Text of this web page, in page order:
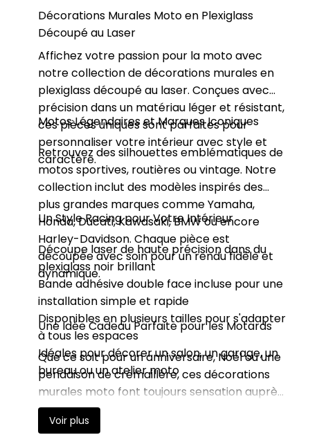
Décorations Murales Moto en Plexiglass
Découpé au Laser
Affichez votre passion pour la moto avec
notre collection de décorations murales en
plexiglass découpé au laser. Conçues avec
précision dans un matériau léger et résistant,
ces pièces uniques sont parfaites pour
personnaliser votre intérieur avec style et
caractère.
Motos Légendaires et Marques Iconiques
Retrouvez des silhouettes emblématiques de
motos sportives, routières ou vintage. Notre
collection inclut des modèles inspirés des
plus grandes marques comme Yamaha,
Honda, Ducati, Kawasaki, BMW ou encore
Harley-Davidson. Chaque pièce est
découpée avec soin pour un rendu fidèle et
dynamique.
Un Style Racing pour Votre Intérieur
Découpe laser de haute précision dans du
plexiglass noir brillant
Bande adhésive double face incluse pour une
installation simple et rapide
Disponibles en plusieurs tailles pour s'adapter
à tous les espaces
Idéales pour décorer un salon, un garage, un
bureau ou un atelier moto
Une Idée Cadeau Parfaite pour les Motards
Que ce soit pour un anniversaire, Noël ou une
pendaison de crémaillère, ces décorations
murales moto font toujours sensation auprès
des passionnés de deux-roues. Originales et
élégantes, elles témoignent de votre amour
Voir plus